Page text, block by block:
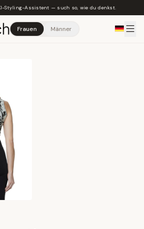
Styling-Assistent — such so, wie du denkst.
Frauen Männer